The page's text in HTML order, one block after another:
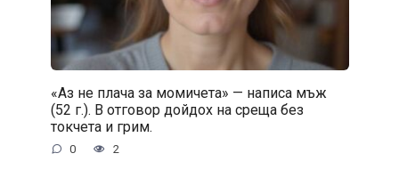
«Аз не плача за момичета» — написа мъж
(52 г.). В отговор дойдох на среща без
токчета и грим.
0 2